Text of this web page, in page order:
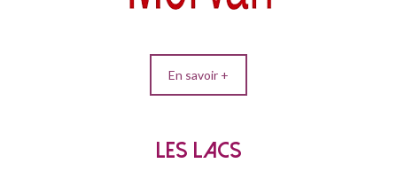
En savoir +
Les lacs